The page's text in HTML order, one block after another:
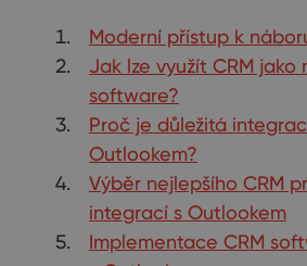
Moderní přístup k
Jak lze využít CRM jako
software?
Proč je důležitá
Outlookem?
Výběr nejlepšího CRM
integrací s Outlookem
Implementace CRM